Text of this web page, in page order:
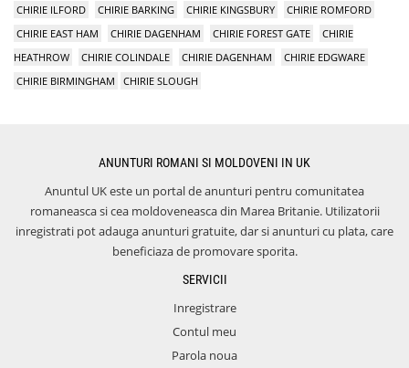
CHIRIE ILFORD
CHIRIE BARKING CHIRIE KINGSBURY
CHIRIE ROMFORD
CHIRIE EAST HAM
CHIRIE DAGENHAM CHIRIE FOREST GATE
CHIRIE
HEATHROW
CHIRIE COLINDALE CHIRIE DAGENHAM
CHIRIE EDGWARE
CHIRIE BIRMINGHAM
CHIRIE SLOUGH
ANUNTURI ROMANI SI MOLDOVENI IN UK
Anuntul UK este un portal de anunturi pentru comunitatea
romaneasca si cea moldoveneasca din Marea Britanie. Utilizatorii
inregistrati pot adauga anunturi gratuite, dar si anunturi cu plata, care
beneficiaza de promovare sporita.
SERVICII
Inregistrare
Contul meu
Parola noua